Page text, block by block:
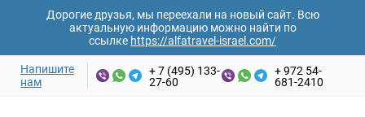
Дорогие друзья, мы переехали на новый сайт. Всю
актуальную информацию можно найти по
ссылке https://alfatravel-israel.com/
Напишите
нам
+ 7 (495) 133-
27-60
+ 972 54-
681-2410
Ваши имя и фамилия*